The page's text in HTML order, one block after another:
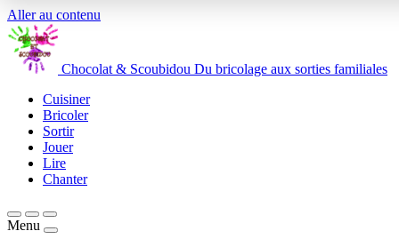
Aller au contenu
Chocolat & Scoubidou Du bricolage aux sorties familiales
Cuisiner
Bricoler
Sortir
Jouer
Lire
Chanter
Menu